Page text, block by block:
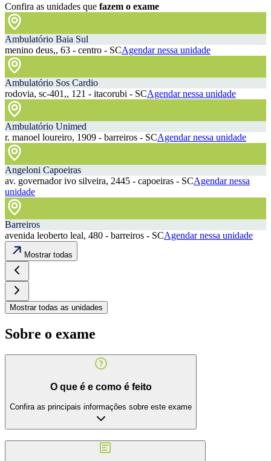
Confira as unidades que fazem o exame
Ambulatório Baia Sul
menino deus,, 63 - centro - SCAgendar nessa unidade
Ambulatório Sos Cardio
rodovia, sc-401,, 121 - itacorubi - SCAgendar nessa unidade
Ambulatório Unimed
r. manoel loureiro, 1909 - barreiros - SCAgendar nessa unidade
Angeloni Capoeiras
av. governador ivo silveira, 2445 - capoeiras - SCAgendar nessa
unidade
Barreiros
avenida leoberto leal, 480 - barreiros - SCAgendar nessa unidade
Mostrar todas
Mostrar todas as unidades
Sobre o exame
O que é e como é feito
Confira as principais informações sobre este exame